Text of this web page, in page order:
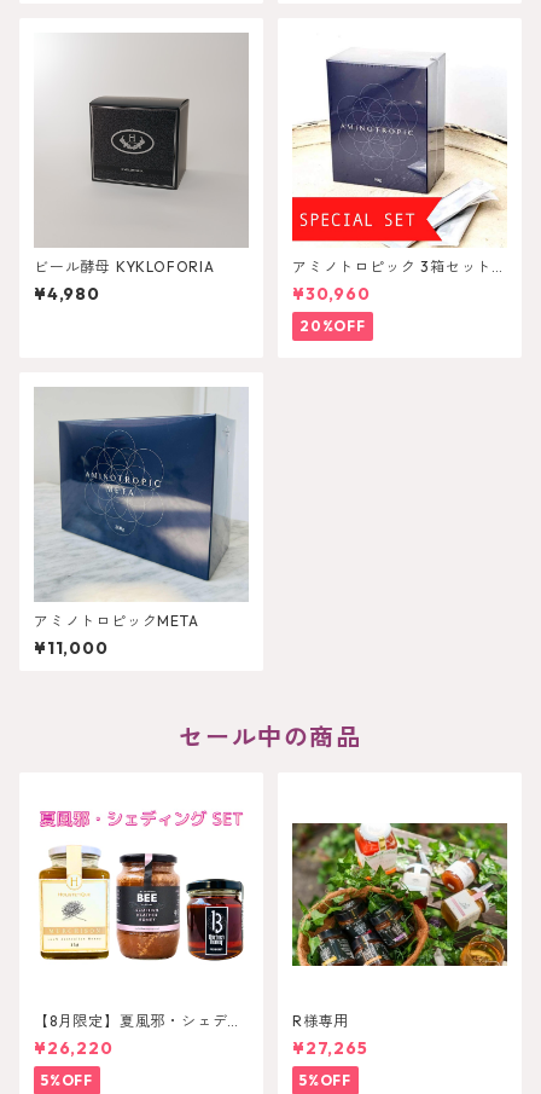
ビール酵母 KYKLOFORIA
¥4,980
アミノトロピック 3箱セット A
minoTropic
¥30,960
20%OFF
アミノトロピックMETA
¥11,000
セール中の商品
【8月限定】夏風邪・シェディ
ンングセット
¥26,220
5%OFF
R様専用
¥27,265
5%OFF